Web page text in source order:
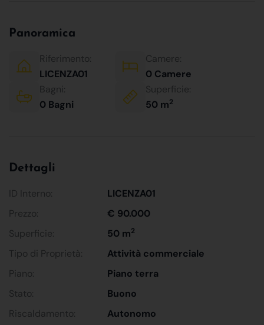
Panoramica
Riferimento:
LICENZA01
Camere:
0 Camere
Bagni:
0 Bagni
Superficie:
50 m2
Dettagli
ID Interno:
LICENZA01
Prezzo:
€ 90.000
Superficie:
50 m2
Tipo di Proprietà:
Attività commerciale
Piano:
Piano terra
Stato:
Buono
Riscaldamento:
Autonomo